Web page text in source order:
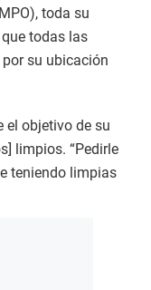
toda su
todas las
su ubicación
el objetivo de su
limpios. “Pedirle
teniendo limpias